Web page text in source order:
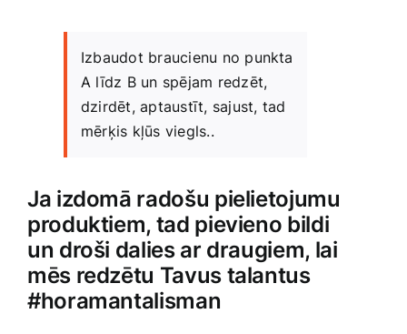
Rotaļlietas, bērnu preces
Smaržas, kosmētika
Sports, tūrisms un atpūta
TV un Sadzīves tehnika
Zoo preces
Izbaudot braucienu no punkta
A līdz B un spējam redzēt,
dzirdēt, aptaustīt, sajust, tad
mērķis kļūs viegls..
Ja izdomā radošu pielietojumu
produktiem, tad pievieno bildi
un droši dalies ar draugiem, lai
mēs redzētu Tavus talantus
#horamantalisman